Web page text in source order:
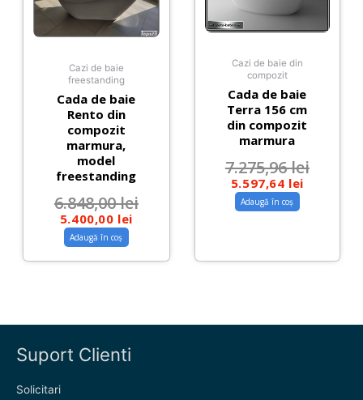
Cazi de baie
freestanding
Cada de baie
Rento din
compozit
marmura,
model
freestanding
6.848,00lei
5.400,00 lei
Adaugă în coș
Cazi de baie din
compozit
Cada de baie
Terra 156 cm
din compozit
marmura
7.275,96lei
5.597,64 lei
Adaugă în coș
Suport Clienti
Solicitari